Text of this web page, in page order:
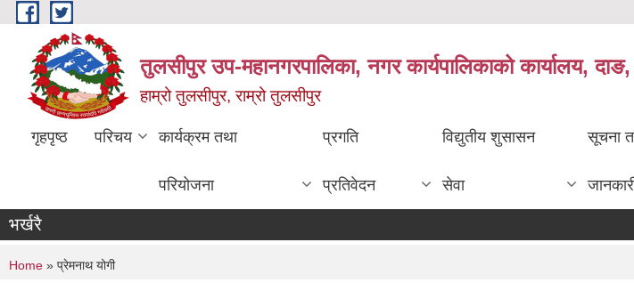
Skip to main content
तुलसीपुर उप-महानगरपालिका, नगर कार्यपालिकाको कार्यालय,
हाम्रो तुलसीपुर, राम्रो तुलसीपुर
गृहपृष्ठ परिचय कार्यक्रम तथा
परियोजना
प्रगति
प्रतिवेदन
विद्युतीय शुसासन
सेवा
सूचना
भर्खरै
You are here
Home » प्रेमनाथ योगी